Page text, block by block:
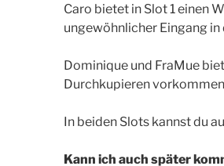
Caro bietet in Slot 1 einen
ungewöhnlicher Eingang
Dominique und FraMue
Durchkupieren
In beiden Slots kannst du
Kann ich auch später